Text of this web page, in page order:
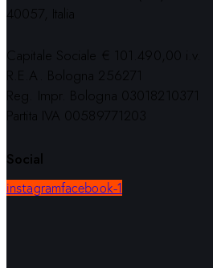
40057, Italia
Capitale Sociale € 101.490,00 i.v.
R.E.A. Bologna 256271
Reg. Impr. Bologna 03018210371
Partita IVA 00589771203
Social
instagramfacebook-1